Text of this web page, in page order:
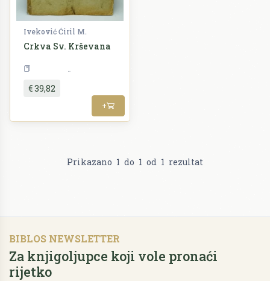
Iveković Ćiril M.
Crkva Sv. Krševana
€ 39,82
+
Prikazano 1 do 1 od 1 rezultat
BIBLOS NEWSLETTER
Za knjigoljupce koji vole pronaći
rijetko